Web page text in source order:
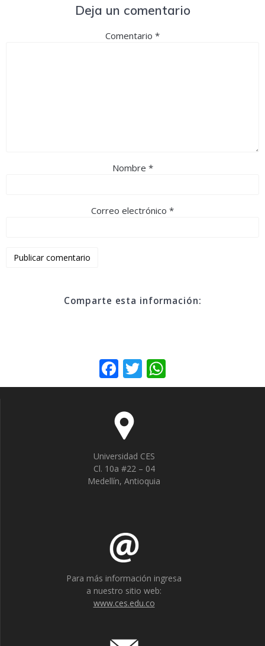
Deja un comentario
Comentario *
Nombre *
Correo electrónico *
Comparte esta información:
F
ac
e
b
o
o
k
T
w h
Universidad CES
Cl. 10a #22 – 04
Medellín, Antioquia
Para más información ingresa
a nuestro sitio web:
www.ces.edu.co